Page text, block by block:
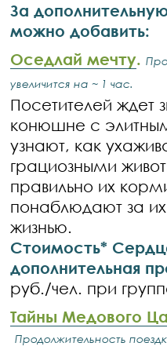
За
можно добавить:
Оседлай мечту.
увеличится на ~ 1 час.
Посетителей ждет
конюшне с
узнают, как
грациозными
правильно их
понаблюдают за
жизнью.
Стоимость*
дополнительная
руб./чел. при
Тайны Медового
Продолжительность